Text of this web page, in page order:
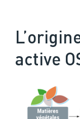
active